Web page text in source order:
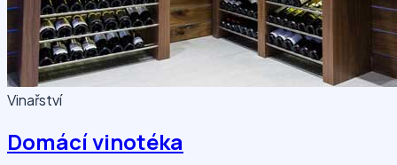
Vinařství
Domácí vinotéka